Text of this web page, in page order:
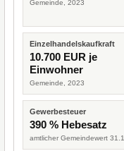
Gemeinde, 2023
Einzelhandelskaufkraft
10.700 EUR je
Einwohner
Gemeinde, 2023
Gewerbesteuer
390 % Hebesatz
amtlicher Gemeindewert